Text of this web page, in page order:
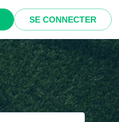
SE CONNECTER